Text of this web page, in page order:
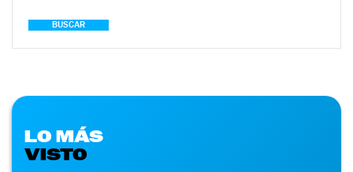
BUSCAR
LO MÁS
VISTO